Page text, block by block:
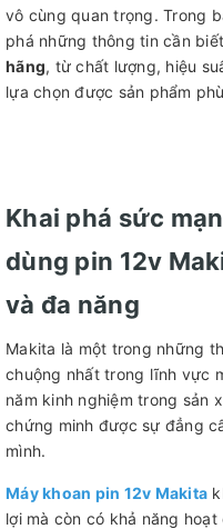
vô cùng quan trọng. Trong
phá những thông tin cần
hãng, từ chất lượng, hiệu
lựa chọn được sản phẩm
Khai phá sức
dùng pin 12v
và đa năng
Makita là một trong những
chuộng nhất trong lĩnh vực
năm kinh nghiệm trong sản
chứng minh được sự đẳng
mình.
Máy khoan pin 12v Makita
lợi mà còn có khả năng